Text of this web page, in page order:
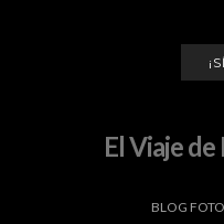
El Viaje
BLOG